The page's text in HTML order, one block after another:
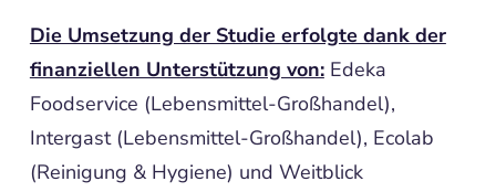
Die Umsetzung der Studie erfolgte dank der
finanziellen Unterstützung von:Edeka
Foodservice (Lebensmittel-Großhandel),
Intergast (Lebensmittel-Großhandel), Ecolab
(Reinigung & Hygiene) und Weitblick